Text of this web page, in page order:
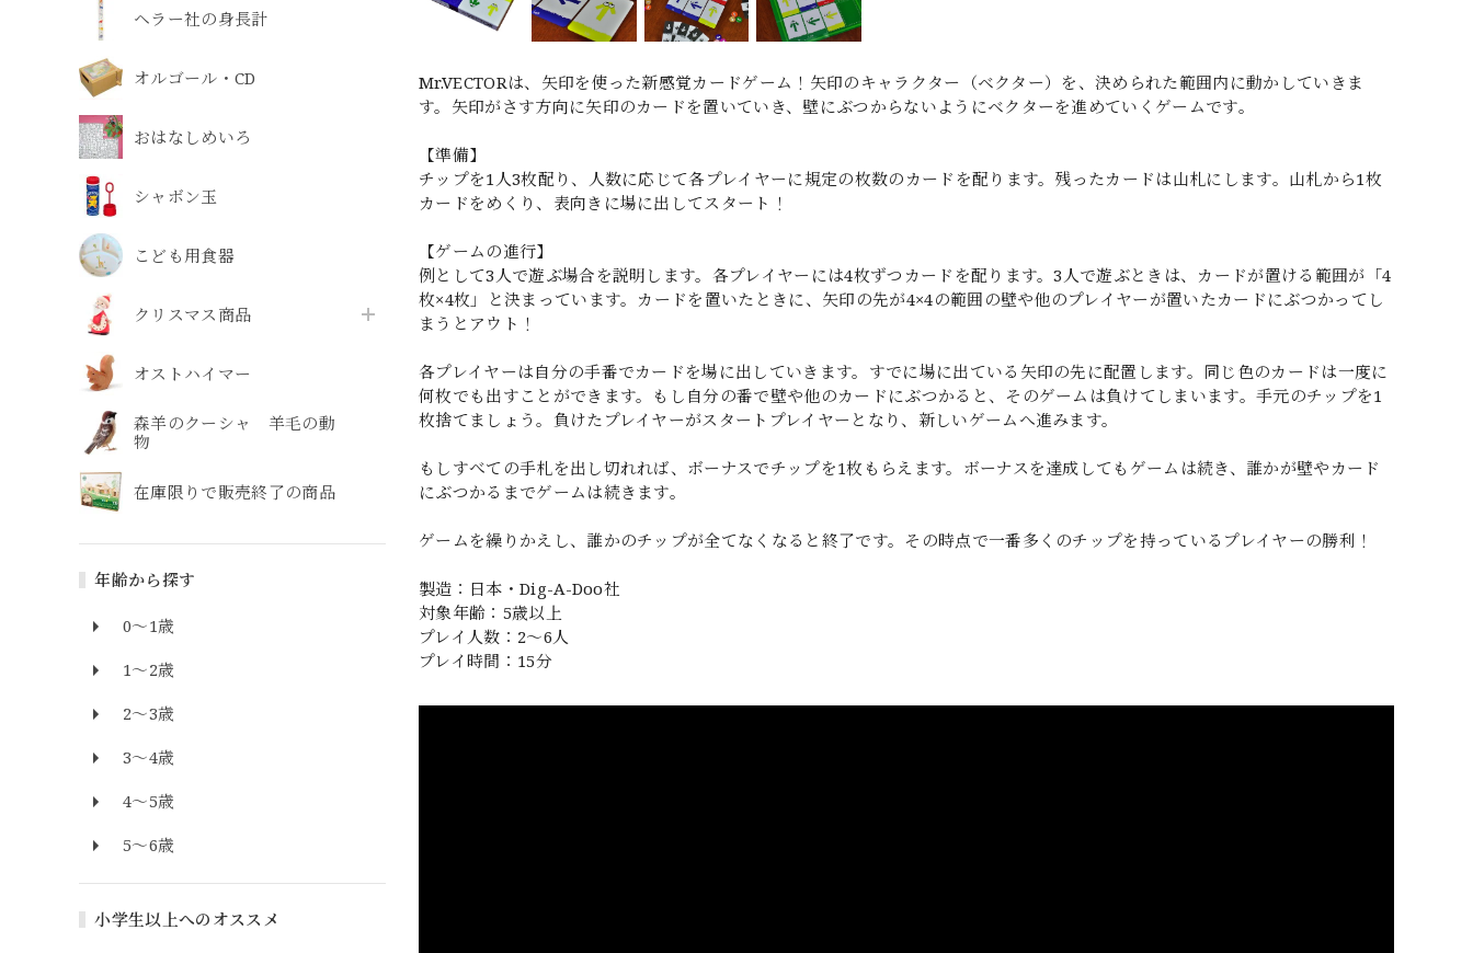
ヘラー社の身長計
オルゴール・CD
おはなしめいろ
シャボン玉
こども用食器
クリスマス商品
オストハイマー
森羊のクーシャ 羊毛の動
物
在庫限りで販売終了の商品
年齢から探す
0～1歳
1～2歳
2～3歳
3～4歳
4～5歳
5～6歳
小学生以上へのオススメ
Mr.VECTORは、矢印を使った新感覚カードゲーム！矢印のキャラクター（ベクター）を、決められた範囲内に動かしていきま
す。矢印がさす方向に矢印のカードを置いていき、壁にぶつからないようにベクターを進めていくゲームです。
【準備】
チップを1人3枚配り、人数に応じて各プレイヤーに規定の枚数のカードを配ります。残ったカードは山札にします。山札から1枚
カードをめくり、表向きに場に出してスタート！
【ゲームの進行】
例として3人で遊ぶ場合を説明します。各プレイヤーには4枚ずつカードを配ります。3人で遊ぶときは、カードが置ける範囲が「4
枚×4枚」と決まっています。カードを置いたときに、矢印の先が4×4の範囲の壁や他のプレイヤーが置いたカードにぶつかってし
まうとアウト！
各プレイヤーは自分の手番でカードを場に出していきます。すでに場に出ている矢印の先に配置します。同じ色のカードは一度に
何枚でも出すことができます。もし自分の番で壁や他のカードにぶつかると、そのゲームは負けてしまいます。手元のチップを1
枚捨てましょう。負けたプレイヤーがスタートプレイヤーとなり、新しいゲームへ進みます。
もしすべての手札を出し切れれば、ボーナスでチップを1枚もらえます。ボーナスを達成してもゲームは続き、誰かが壁やカード
にぶつかるまでゲームは続きます。
ゲームを繰りかえし、誰かのチップが全てなくなると終了です。その時点で一番多くのチップを持っているプレイヤーの勝利！
製造：日本・Dig-A-Doo社
対象年齢：5歳以上
プレイ人数：2〜6人
プレイ時間：15分